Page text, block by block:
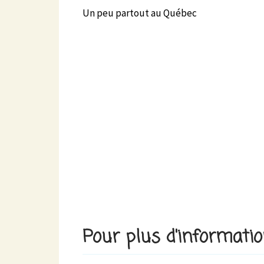
Un peu partout au Québec
Pour plus